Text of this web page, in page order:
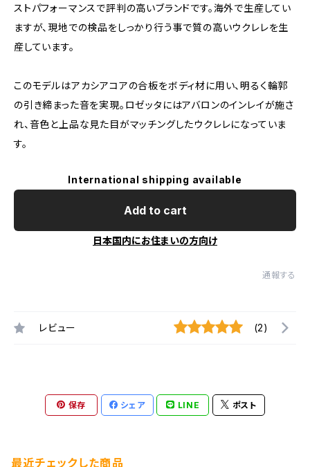
ストパフォーマンスで評判の高いブランドです。海外で生産してい
ますが、現地での検品をしっかり行う事で質の高いウクレレを生
産しています。
このモデルはアカシアコアの合板をボディ材に用い、明るく輪郭
の引き締まった音を実現。ロゼッタにはアバロンのインレイが施さ
れ、音色と上品な見た目がマッチングしたウクレレになっていま
す。
International shipping available
Add to cart
日本国内にお住まいの方向け
通報する
レビュー (2)
保存 シェア LINE ポスト
最近チェックした商品